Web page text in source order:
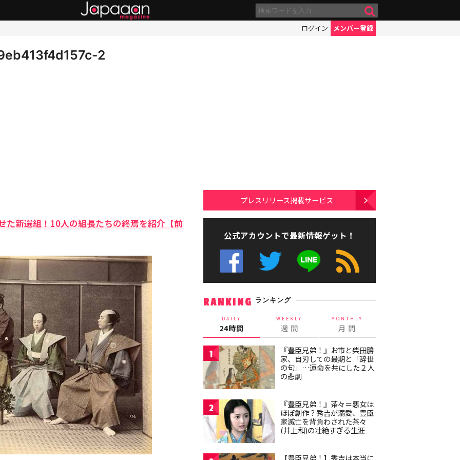
ログイン メンバー登録
2
た新選組！10人の組長たちの終焉を紹介【前
プレスリリース掲載サービス
公式アカウントで最新情報ゲット！
RANKING ランキング
DAILY
24時間
WEEKLY
週 間
MONTHLY
月 間
1
『豊臣兄弟！』お市と柴田勝
家、自刃しての最期と「辞世
の句」…運命を共にした２人
の悲劇
2
『豊臣兄弟！』茶々＝悪女は
ほぼ創作？秀吉が溺愛、豊臣
家滅亡を背負わされた茶々
(井上和)の壮絶すぎる生涯
【豊臣兄弟！】秀吉は本当に